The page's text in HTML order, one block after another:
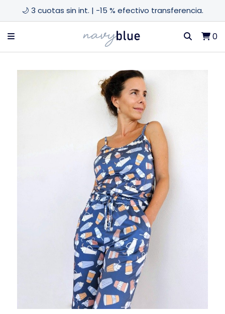
🌙 3 cuotas sin int. | -15 % efectivo transferencia.
0